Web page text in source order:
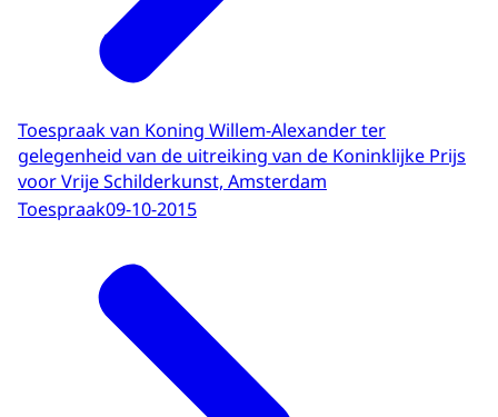
Toespraak van Koning Willem-Alexander ter
gelegenheid van de uitreiking van de Koninklijke Prijs
voor Vrije Schilderkunst, Amsterdam
Toespraak09-10-2015